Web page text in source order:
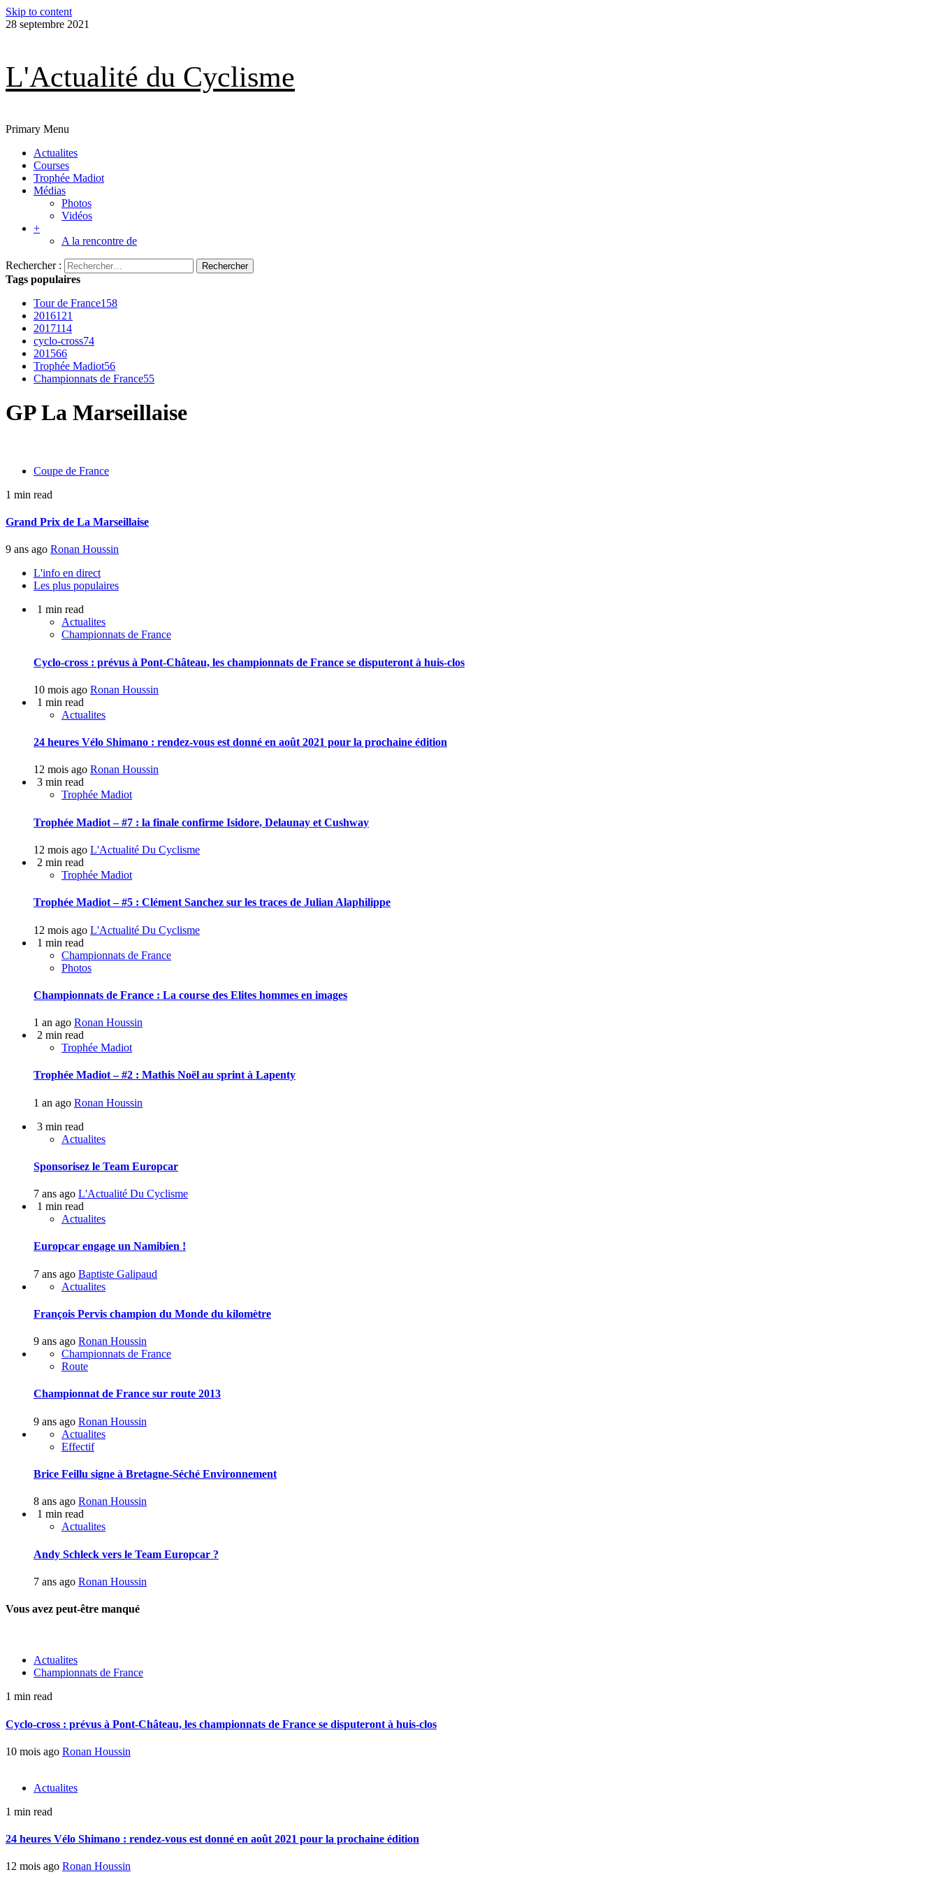
Skip to content
28 septembre 2021
L'Actualité du Cyclisme
Primary Menu
Actualites
Courses
Trophée Madiot
Médias
Photos
Vidéos
+
A la rencontre de
Rechercher :
Tags populaires
Tour de France158
2016121
2017114
cyclo-cross74
201566
Trophée Madiot56
Championnats de France55
GP La Marseillaise
Coupe de France
1 min read
Grand Prix de La Marseillaise
9 ans ago Ronan Houssin
L'info en direct
Les plus populaires
1 min read
Actualites
Championnats de France
Cyclo-cross : prévus à Pont-Château, les championnats de France se disputeront à huis-clos
10 mois ago Ronan Houssin
1 min read
Actualites
24 heures Vélo Shimano : rendez-vous est donné en août 2021 pour la prochaine édition
12 mois ago Ronan Houssin
3 min read
Trophée Madiot
Trophée Madiot – #7 : la finale confirme Isidore, Delaunay et Cushway
12 mois ago L'Actualité Du Cyclisme
2 min read
Trophée Madiot
Trophée Madiot – #5 : Clément Sanchez sur les traces de Julian Alaphilippe
12 mois ago L'Actualité Du Cyclisme
1 min read
Championnats de France
Photos
Championnats de France : La course des Elites hommes en images
1 an ago Ronan Houssin
2 min read
Trophée Madiot
Trophée Madiot – #2 : Mathis Noël au sprint à Lapenty
1 an ago Ronan Houssin
3 min read
Actualites
Sponsorisez le Team Europcar
7 ans ago L'Actualité Du Cyclisme
1 min read
Actualites
Europcar engage un Namibien !
7 ans ago Baptiste Galipaud
Actualites
François Pervis champion du Monde du kilomètre
9 ans ago Ronan Houssin
Championnats de France
Route
Championnat de France sur route 2013
9 ans ago Ronan Houssin
Actualites
Effectif
Brice Feillu signe à Bretagne-Séché Environnement
8 ans ago Ronan Houssin
1 min read
Actualites
Andy Schleck vers le Team Europcar ?
7 ans ago Ronan Houssin
Vous avez peut-être manqué
Actualites
Championnats de France
1 min read
Cyclo-cross : prévus à Pont-Château, les championnats de France se disputeront à huis-clos
10 mois ago Ronan Houssin
Actualites
1 min read
24 heures Vélo Shimano : rendez-vous est donné en août 2021 pour la prochaine édition
12 mois ago Ronan Houssin